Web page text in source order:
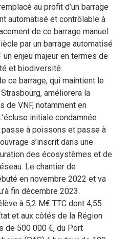
au profit d’un barrage
automatisé et contrôlable à
de ce barrage manuel
par un barrage automatisé
enjeu majeur en termes de
et biodiversité.
ce barrage, qui maintient le
améliorera la
de VNF, notamment en
initiale condamnée
à poissons et passe à
s’inscrit dans une
des écosystèmes et de
Le chantier de
en novembre 2022 et va
fin décembre 2023.
à 5,2 M€ TTC dont 4,55
et aux côtés de la Région
de 500 000 €, du Port